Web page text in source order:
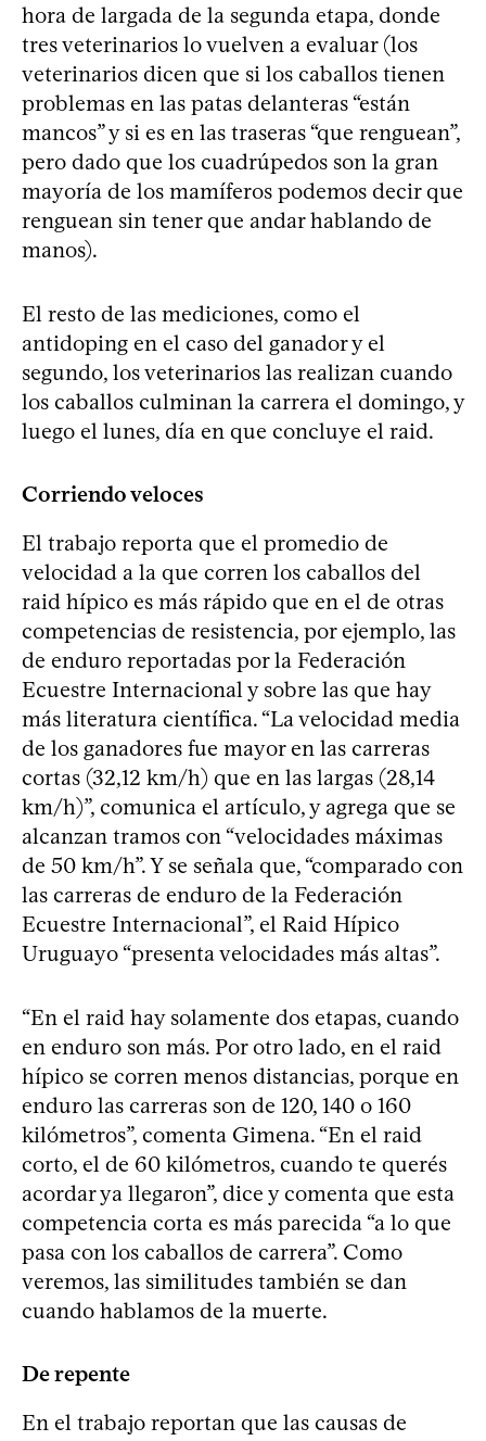
hora de largada de la segunda etapa, donde
tres veterinarios lo vuelven a evaluar (los
veterinarios dicen que si los caballos tienen
problemas en las patas delanteras “están
mancos” y si es en las traseras “que renguean”,
pero dado que los cuadrúpedos son la gran
mayoría de los mamíferos podemos decir que
renguean sin tener que andar hablando de
manos).
El resto de las mediciones, como el
antidoping en el caso del ganador y el
segundo, los veterinarios las realizan cuando
los caballos culminan la carrera el domingo, y
luego el lunes, día en que concluye el raid.
Corriendo veloces
El trabajo reporta que el promedio de
velocidad a la que corren los caballos del
raid hípico es más rápido que en el de otras
competencias de resistencia, por ejemplo, las
de enduro reportadas por la Federación
Ecuestre Internacional y sobre las que hay
más literatura científica. “La velocidad media
de los ganadores fue mayor en las carreras
cortas (32,12 km/h) que en las largas (28,14
km/h)”, comunica el artículo, y agrega que se
alcanzan tramos con “velocidades máximas
de 50 km/h”. Y se señala que, “comparado con
las carreras de enduro de la Federación
Ecuestre Internacional”, el Raid Hípico
Uruguayo “presenta velocidades más altas”.
“En el raid hay solamente dos etapas, cuando
en enduro son más. Por otro lado, en el raid
hípico se corren menos distancias, porque en
enduro las carreras son de 120, 140 o 160
kilómetros”, comenta Gimena. “En el raid
corto, el de 60 kilómetros, cuando te querés
acordar ya llegaron”, dice y comenta que esta
competencia corta es más parecida “a lo que
pasa con los caballos de carrera”. Como
veremos, las similitudes también se dan
cuando hablamos de la muerte.
De repente
En el trabajo reportan que las causas de